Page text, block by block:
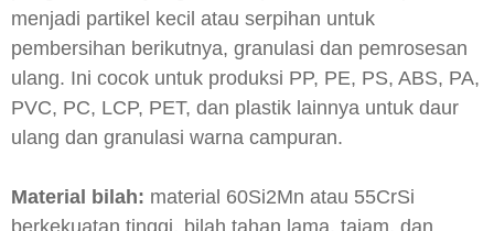
menjadi partikel kecil atau serpihan untuk
pembersihan berikutnya, granulasi dan pemrosesan
ulang. Ini cocok untuk produksi PP, PE, PS, ABS, PA,
PVC, PC, LCP, PET, dan plastik lainnya untuk daur
ulang dan granulasi warna campuran.
Material bilah: material 60Si2Mn atau 55CrSi
berkekuatan tinggi, bilah tahan lama, tajam, dan